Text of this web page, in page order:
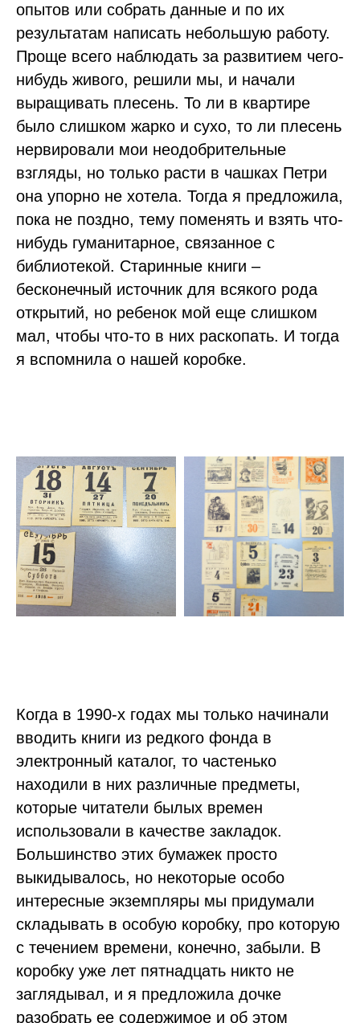
опытов или собрать данные и по их
результатам написать небольшую работу.
Проще всего наблюдать за развитием чего-
нибудь живого, решили мы, и начали
выращивать плесень. То ли в квартире
было слишком жарко и сухо, то ли плесень
нервировали мои неодобрительные
взгляды, но только расти в чашках Петри
она упорно не хотела. Тогда я предложила,
пока не поздно, тему поменять и взять что-
нибудь гуманитарное, связанное с
библиотекой. Старинные книги –
бесконечный источник для всякого рода
открытий, но ребенок мой еще слишком
мал, чтобы что-то в них раскопать. И тогда
я вспомнила о нашей коробке.
Когда в 1990-х годах мы только начинали
вводить книги из редкого фонда в
электронный каталог, то частенько
находили в них различные предметы,
которые читатели былых времен
использовали в качестве закладок.
Большинство этих бумажек просто
выкидывалось, но некоторые особо
интересные экземпляры мы придумали
складывать в особую коробку, про которую
с течением времени, конечно, забыли. В
коробку уже лет пятнадцать никто не
заглядывал, и я предложила дочке
разобрать ее содержимое и об этом